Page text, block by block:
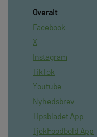
Overalt
Facebook
X
Instagram
TikTok
Youtube
Nyhedsbrev
Tipsbladet App
TjekFoodbold App